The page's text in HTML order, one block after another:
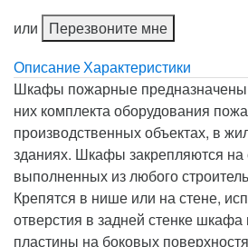
или
Перезвоните мне
ОписаниеХарактеристики
Шкафы пожарные
них комплекта оборудования
производственных объектах, в
зданиях. Шкафы закрепляются на
выполненных из любого
Крепятся в нише или на стене,
отверстия в задней стенке
пластины на боковых